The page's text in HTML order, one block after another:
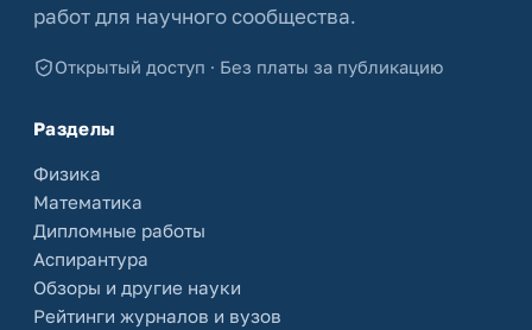
работ для научного сообщества.
Открытый доступ · Без платы за публикацию
Разделы
Физика
Математика
Дипломные работы
Аспирантура
Обзоры и другие науки
Рейтинги журналов и вузов